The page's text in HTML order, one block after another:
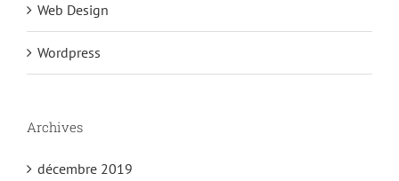
Web Design
Wordpress
Archives
décembre 2019